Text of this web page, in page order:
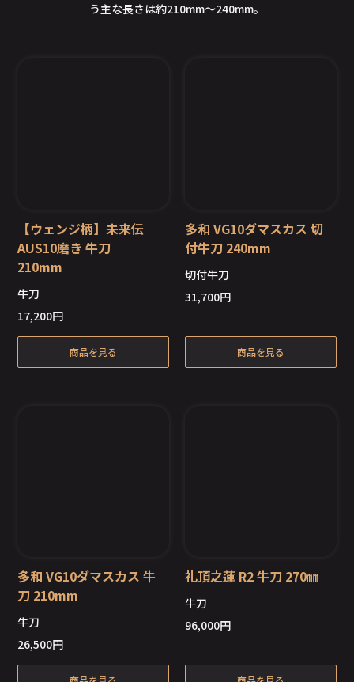
う主な長さは約210mm～240mm。
【ウェンジ柄】未来伝
AUS10磨き 牛刀
210mm
牛刀
17,200円
商品を見る
多和 VG10ダマスカス 切
付牛刀 240mm
切付牛刀
31,700円
商品を見る
多和 VG10ダマスカス 牛
刀 210mm
牛刀
26,500円
在庫切れ
礼頂之蓮 R2 牛刀 270㎜
牛刀
96,000円